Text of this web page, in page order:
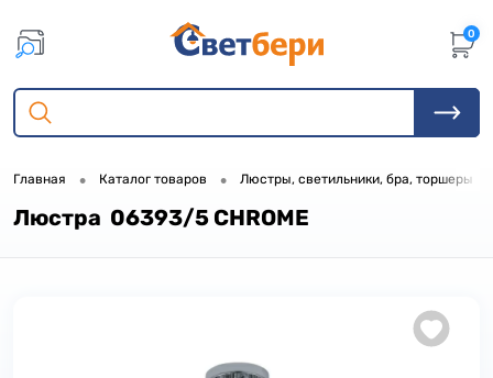
0
Главная • Каталог товаров • Люстры, светильники, бра, торшеры
Люстра 06393/5 CHROME